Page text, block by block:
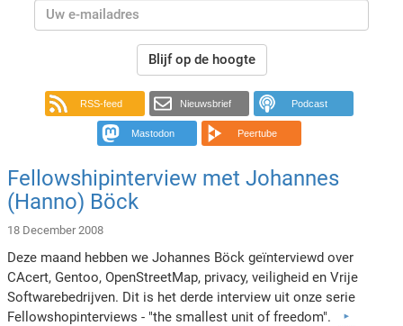
Blijf op de hoogte
RSS-feed Nieuwsbrief Podcast
Mastodon Peertube
Fellowshipinterview met Johannes
(Hanno) Böck
18 December 2008
Deze maand hebben we Johannes Böck geïnterviewd over
CAcert, Gentoo, OpenStreetMap, privacy, veiligheid en Vrije
Softwarebedrijven. Dit is het derde interview uit onze serie
Fellowshopinterviews - "the smallest unit of freedom".